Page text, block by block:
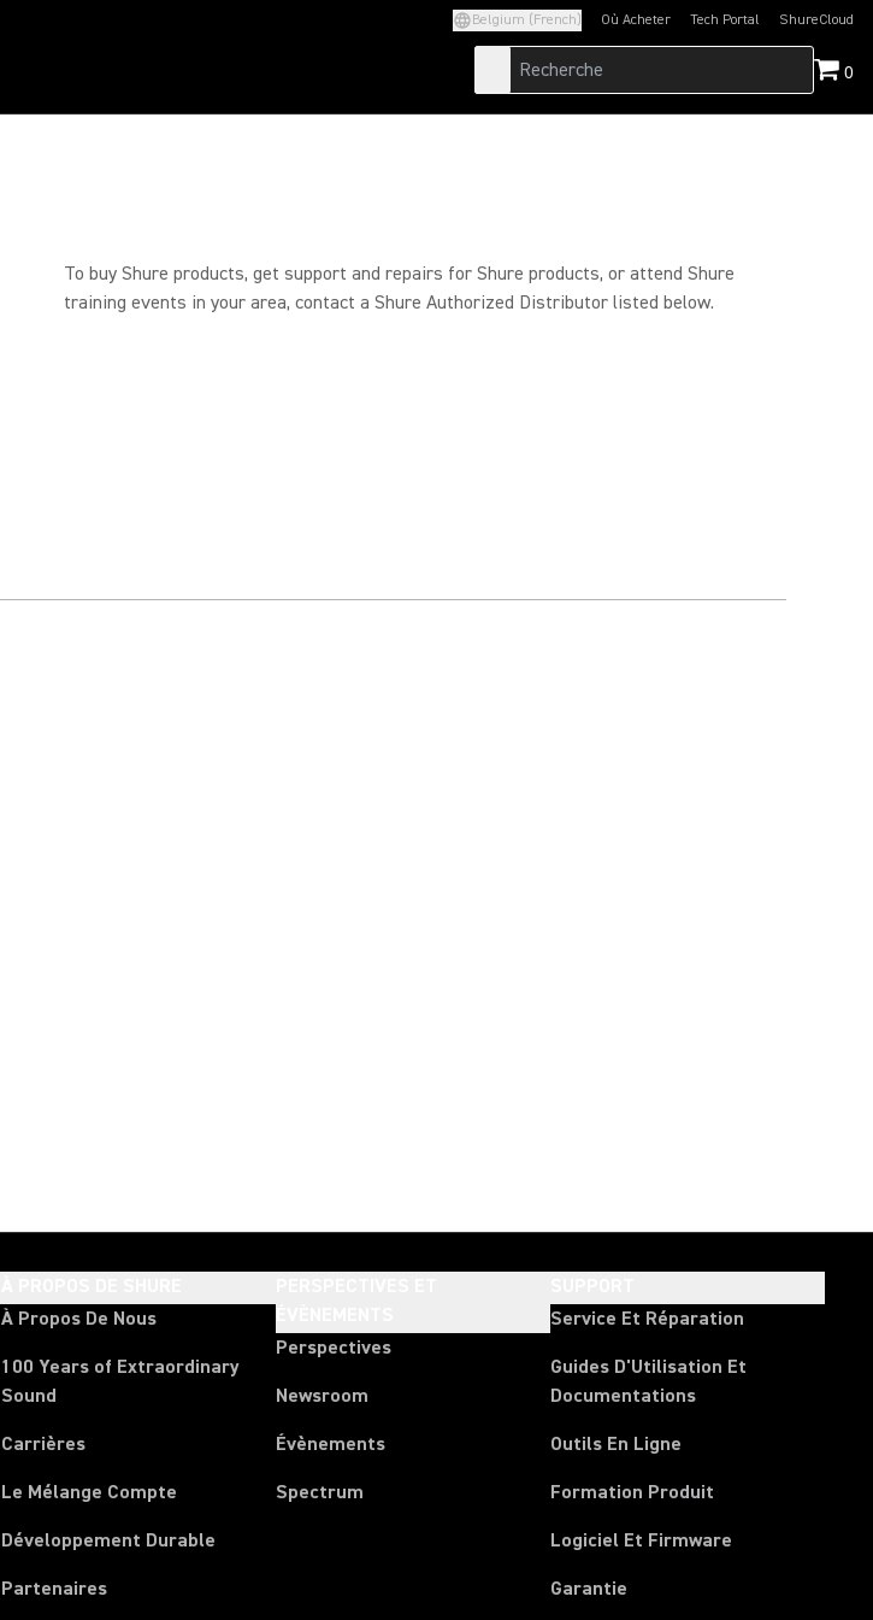
Belgium (French) Où Acheter Tech Portal
(Opens in a new tab)ShureCloud
(Opens in a new
0
To buy Shure products, get support and repairs for Shure products, or attend Shure
training events in your area, contact a Shure Authorized Distributor listed below.
À Propos De Nous
100 Years of Extraordinary
Sound
Carrières
Le Mélange Compte
Développement Durable
Partenaires
Perspectives
Newsroom
Évènements
Spectrum
Service Et Réparation
Guides D'Utilisation Et
Documentations
Outils En Ligne
Formation Produit
Logiciel Et Firmware
Garantie